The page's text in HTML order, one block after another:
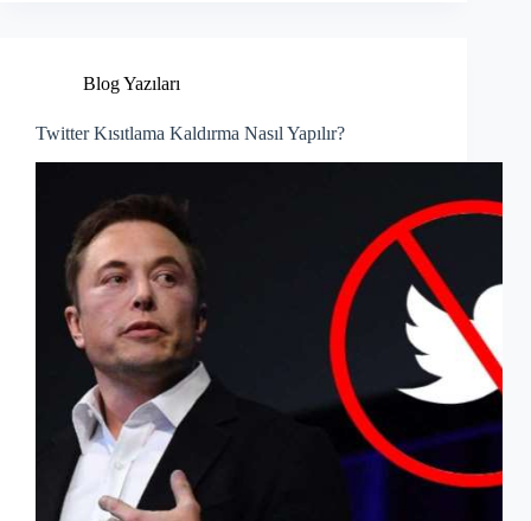
Blog Yazıları
Twitter Kısıtlama Kaldırma Nasıl Yapılır?